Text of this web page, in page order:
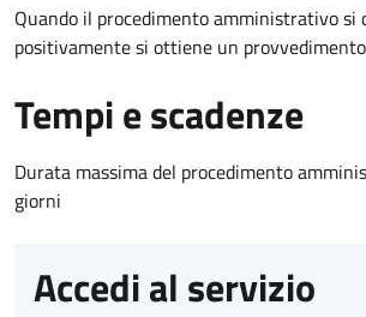
Quando il procedimento amministrativo si
positivamente si ottiene un
Tempi e scadenze
Durata massima del procedimento
giorni
Accedi al servizio